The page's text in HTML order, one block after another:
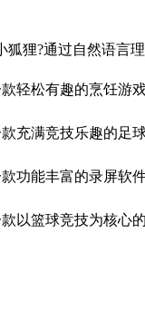
狸?通过自然语
轻松有趣的烹饪
充满竞技乐趣的
功能丰富的录屏
以篮球竞技为核